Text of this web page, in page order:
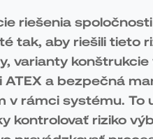
riešenia spoločnosti
tak, aby riešili tieto
varianty konštrukcie
ATEX a bezpečná
v rámci systému. To
kontrolovať riziko